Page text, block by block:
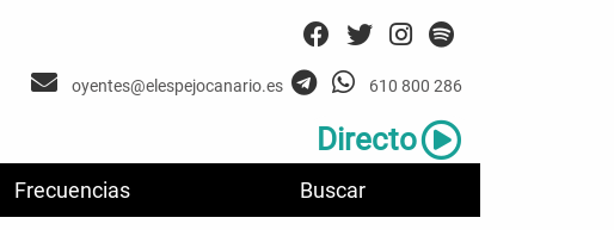
Frecuencias Buscar
oyentes@elespejocanario.es 610 800 286
Directo